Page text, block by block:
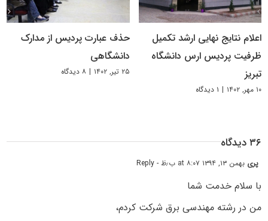
اعلام نتایج نهایی ارشد تکمیل
ظرفیت پردیس ارس دانشگاه
تبریز
۱۰ مهر, ۱۴۰۲ | ۱ دیدگاه
حذف عبارت پردیس از مدارک
دانشگاهی
۲۵ تیر, ۱۴۰۲ | ۸ دیدگاه
۳۶ دیدگاه
پری بهمن ۱۳, ۱۳۹۴ at ۸:۰۷ ب٫ظ - Reply
با سلام خدمت شما
من در رشته مهندسی برق شرکت کردم،